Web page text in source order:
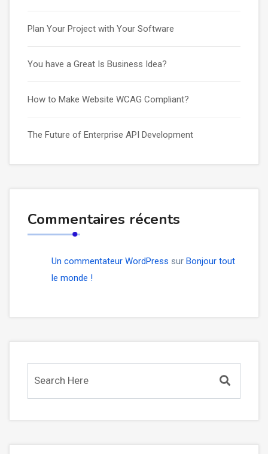
Plan Your Project with Your Software
You have a Great Is Business Idea?
How to Make Website WCAG Compliant?
The Future of Enterprise API Development
Commentaires récents
Un commentateur WordPress sur Bonjour tout
le monde !